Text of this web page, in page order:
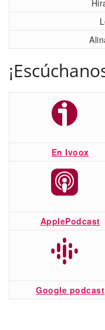
En Ivoox
ApplePodcast
Google podcast